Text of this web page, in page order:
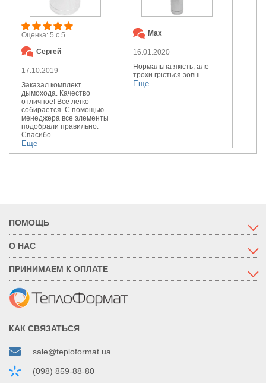
Оценка: 5 с 5
Сергей
17.10.2019
Заказал комплект
дымохода. Качество
отличное! Все легко
собирается. С помощью
менеджера все элементы
подобрали правильно.
Спасибо.
Еще
Max
16.01.2020
Нормальна якість, але
трохи гріється зовні.
Еще
ПОМОЩЬ
О НАС
ПРИНИМАЕМ К ОПЛАТЕ
КАК СВЯЗАТЬСЯ
sale@teploformat.ua
(098) 859-88-80